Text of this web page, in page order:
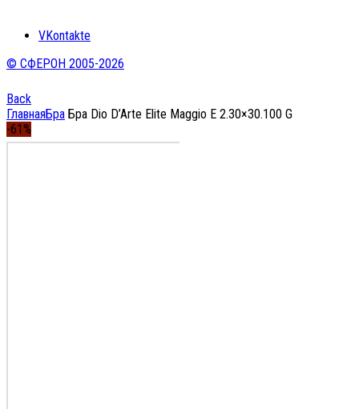
VKontakte
© СФЕРОН 2005-2026
Back
ГлавнаяБра Бра Dio D’Arte Elite Maggio E 2.30×30.100 G
-61%